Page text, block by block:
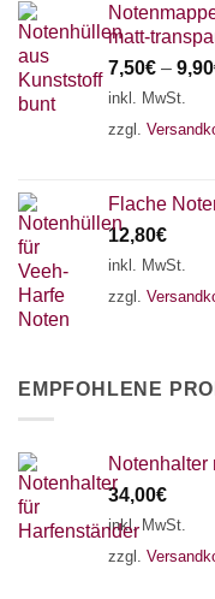
matt-
7,50€ – 9,90
inkl. MwSt.
zzgl.
Flache
12,80€
inkl. MwSt.
zzgl.
EMPFOHLENE
Notenhalter
34,00€
inkl. MwSt.
zzgl.